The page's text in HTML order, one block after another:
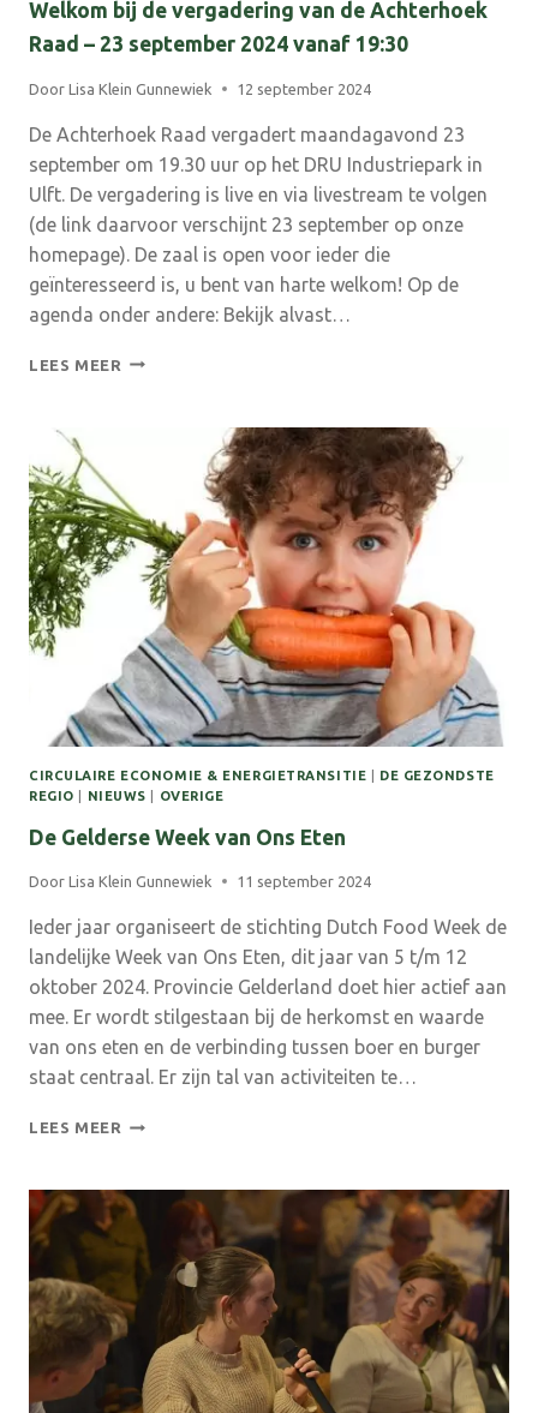
Welkom bij de vergadering van de Achterhoek
Raad – 23 september 2024 vanaf 19:30
Door Lisa Klein Gunnewiek 12 september 2024
De Achterhoek Raad vergadert maandagavond 23
september om 19.30 uur op het DRU Industriepark in
Ulft. De vergadering is live en via livestream te volgen
(de link daarvoor verschijnt 23 september op onze
homepage). De zaal is open voor ieder die
geïnteresseerd is, u bent van harte welkom! Op de
agenda onder andere: Bekijk alvast…
LEES MEER WELKOM
VERGADERING
ACHTERHOEK
RAAD
–
23
SEPTEMBER
2024
VANAF
19:30
CIRCULAIRE ECONOMIE & ENERGIETRANSITIE
DE GEZONDSTE
REGIO
NIEUWS OVERIGE
De Gelderse Week van Ons Eten
Door Lisa Klein Gunnewiek 11 september 2024
Ieder jaar organiseert de stichting Dutch Food Week de
landelijke Week van Ons Eten, dit jaar van 5 t/m 12
oktober 2024. Provincie Gelderland doet hier actief aan
mee. Er wordt stilgestaan bij de herkomst en waarde
van ons eten en de verbinding tussen boer en burger
staat centraal. Er zijn tal van activiteiten te…
LEES MEER DE
VAN
ONS
ETEN